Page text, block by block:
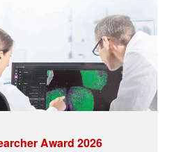
Award 2026